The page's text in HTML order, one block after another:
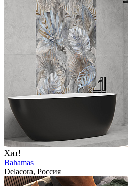
Хит!
Bahamas
Delacora, Россия